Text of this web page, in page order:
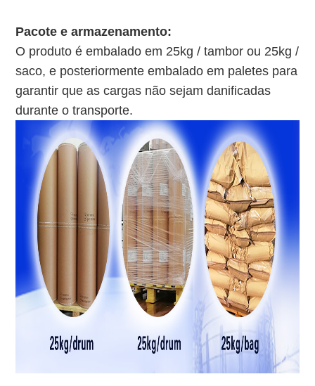
Pacote e armazenamento:
O produto é embalado em 25kg / tambor ou 25kg /
saco, e posteriormente embalado em paletes para
garantir que as cargas não sejam danificadas
durante o transporte.